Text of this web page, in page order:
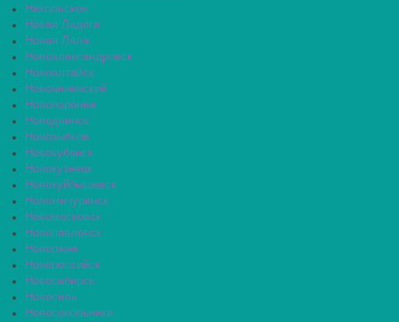
Никольское
Новая Ладога
Новая Ляля
Новоалександровск
Новоалтайск
Новоаннинский
Нововоронеж
Новодвинск
Новозыбков
Новокубанск
Новокузнецк
Новокуйбышевск
Новомичуринск
Новомосковск
Новопавловск
Новоржев
Новороссийск
Новосибирск
Новосиль
Новосокольники